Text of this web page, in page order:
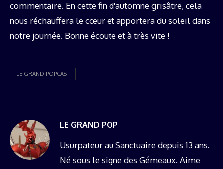
commentaire. En cette fin d'automne grisâtre, cela
nous réchauffera le cœur et apportera du soleil dans
notre journée. Bonne écoute et à très vite !
LE GRAND POPCAST
LE GRAND POP
Usurpateur au Sanctuaire depuis 13 ans.
Né sous le signe des Gémeaux. Aime